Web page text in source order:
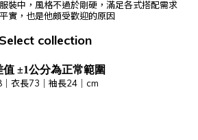
裝中，風格不過於剛硬，滿足各式搭配需求
實，也是他頗受歡迎的原因
Select collection
值 ±1公分為正常範圍
衣長73｜袖長24｜cm